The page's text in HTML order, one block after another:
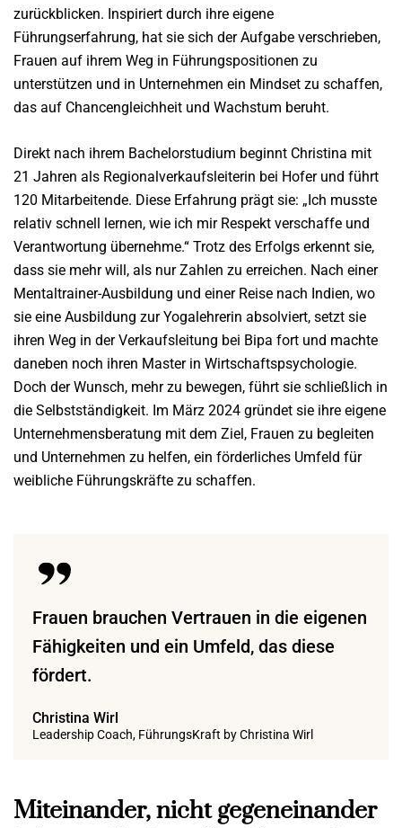
zurückblicken. Inspiriert durch ihre eigene
Führungserfahrung, hat sie sich der Aufgabe verschrieben,
Frauen auf ihrem Weg in Führungspositionen zu
unterstützen und in Unternehmen ein Mindset zu schaffen,
das auf Chancengleichheit und Wachstum beruht.
Direkt nach ihrem Bachelorstudium beginnt Christina mit
21 Jahren als Regionalverkaufsleiterin bei Hofer und führt
120 Mitarbeitende. Diese Erfahrung prägt sie: „Ich musste
relativ schnell lernen, wie ich mir Respekt verschaffe und
Verantwortung übernehme.“ Trotz des Erfolgs erkennt sie,
dass sie mehr will, als nur Zahlen zu erreichen. Nach einer
Mentaltrainer-Ausbildung und einer Reise nach Indien, wo
sie eine Ausbildung zur Yogalehrerin absolviert, setzt sie
ihren Weg in der Verkaufsleitung bei Bipa fort und machte
daneben noch ihren Master in Wirtschaftspsychologie.
Doch der Wunsch, mehr zu bewegen, führt sie schließlich in
die Selbstständigkeit. Im März 2024 gründet sie ihre eigene
Unternehmensberatung mit dem Ziel, Frauen zu begleiten
und Unternehmen zu helfen, ein förderliches Umfeld für
weibliche Führungskräfte zu schaffen.
Frauen brauchen Vertrauen in die eigenen
Fähigkeiten und ein Umfeld, das diese
fördert.
Christina Wirl
Leadership Coach, FührungsKraft by Christina Wirl
Miteinander, nicht gegeneinander